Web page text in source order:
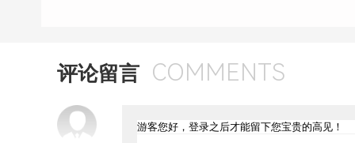
评论留言 COMMENTS